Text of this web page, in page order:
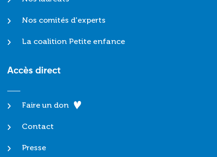
Nos comités d'experts
La coalition Petite enfance
Accès direct
Faire un don
Contact
Presse